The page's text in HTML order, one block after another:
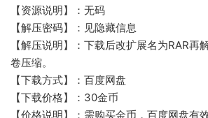
【资源说明】：无码
【解压密码】：见隐藏信息
【解压说明】：下载后改扩展名为RAR再
卷压缩。
【下载方式】：百度网盘
【下载价格】：30金币
【价格说明】：需购买金币，百度网盘有